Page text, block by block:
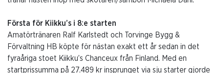
Första för Kiikku’s i 8:e starten
Amatörtränaren Ralf Karlstedt och Torvinge Bygg &
Förvaltning HB köpte för nästan exakt ett år sedan in det
fyraåriga stoet Kiikku’s Chanceux från Finland. Med en
startprissumma på 27.489 kr insprunget via sju starter gjorde